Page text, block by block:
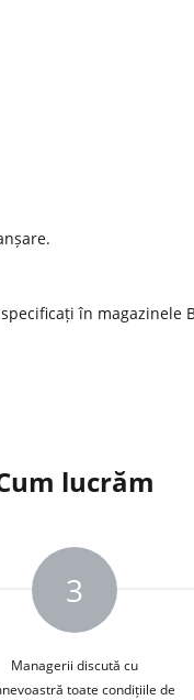
în magazinele
lucrăm
3
Managerii discută cu
toate condițiile de